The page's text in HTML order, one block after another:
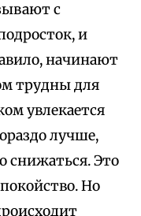
с
и
начинают
трудны для
увлекается
лучше,
снижаться. Это
Но